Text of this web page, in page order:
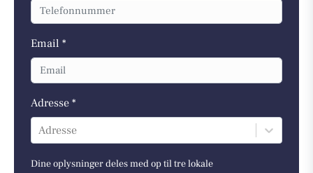
Email *
Adresse *
Adresse
Dine oplysninger deles med op til tre lokale